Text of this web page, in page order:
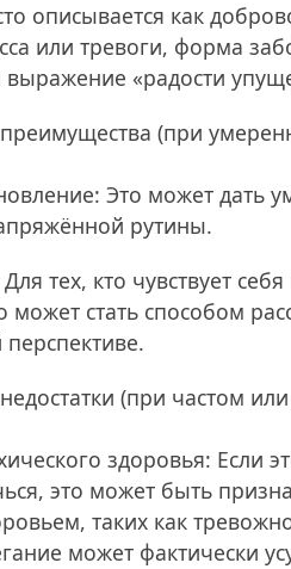
описывается как
или тревоги, форма
«радости
(при
Это может дать
рутины.
Для тех, кто чувствует
стать способом
(при частом
здоровья: Если
это может быть
таких как
может фактически